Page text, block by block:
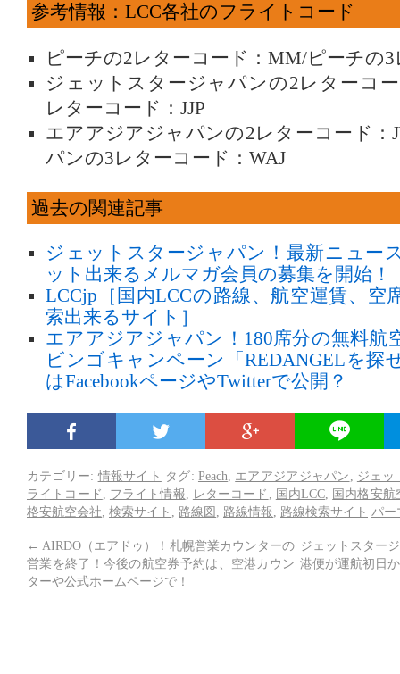
参考情報：LCC各社のフライトコード
ピーチの2レターコード：MM/ピーチの
ジェットスタージャパンの2レターコ
レターコード：JJP
エアアジアジャパンの2レターコード：
パンの3レターコード：WAJ
過去の関連記事
ジェットスタージャパン！最新ニュー
ット出来るメルマガ会員の募集を開始！
LCCjp［国内LCCの路線、航空運賃、空
索出来るサイト］
エアアジアジャパン！180席分の無料航
ビンゴキャンペーン「REDANGELを探
はFacebookページやTwitterで公開？
カテゴリー:情報サイト タグ: Peach エアアジアジャパン
ジェッ
ライトコード
フライト情報 レターコード 国内LCC
国内格安航
格安航空会社 検索サイト 路線図 路線情報 路線検索サイト パー
← AIRDO（エアドゥ）！札幌営業カウンターの
営業を終了！今後の航空券予約は、空港カウン
ターや公式ホームページで！
ジェットスター
港便が運航初日